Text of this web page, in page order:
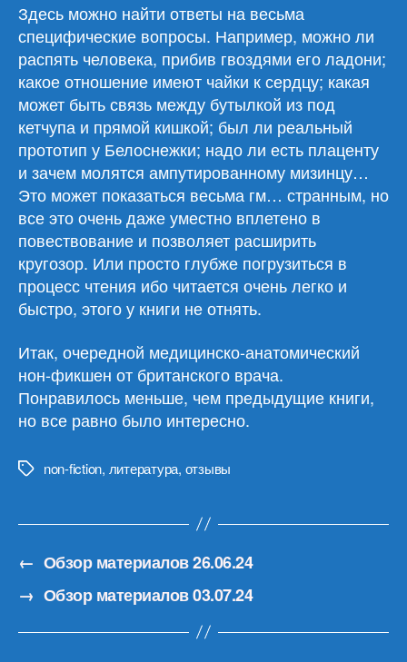
Здесь можно найти ответы на весьма
специфические вопросы. Например, можно ли
распять человека, прибив гвоздями его ладони;
какое отношение имеют чайки к сердцу; какая
может быть связь между бутылкой из под
кетчупа и прямой кишкой; был ли реальный
прототип у Белоснежки; надо ли есть плаценту
и зачем молятся ампутированному мизинцу…
Это может показаться весьма гм… странным, но
все это очень даже уместно вплетено в
повествование и позволяет расширить
кругозор. Или просто глубже погрузиться в
процесс чтения ибо читается очень легко и
быстро, этого у книги не отнять.
Итак, очередной медицинско-анатомический
нон-фикшен от британского врача.
Понравилось меньше, чем предыдущие книги,
но все равно было интересно.
Меткиnon-fiction, литература, отзывы
← Обзор материалов 26.06.24
→ Обзор материалов 03.07.24